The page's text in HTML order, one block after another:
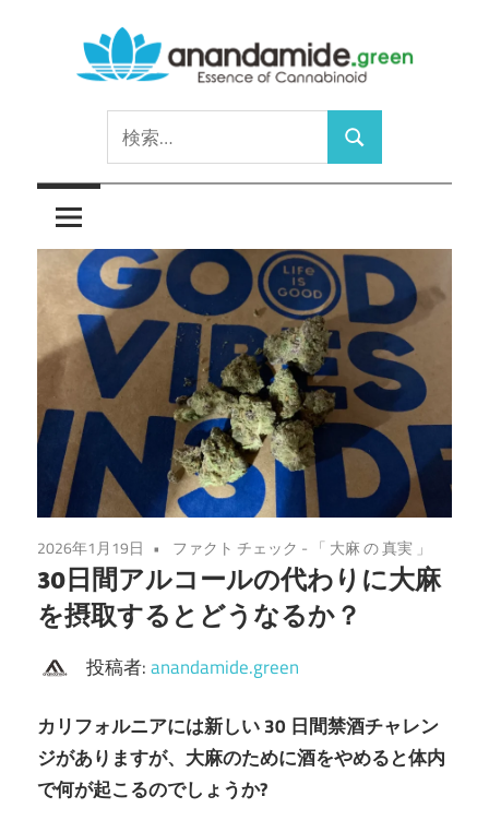
プ
anandamide.green
Cannabinoid
索:
検
索
2026年1月19日 ファクト チェック - 「 大麻 の 真実 」
30日間アルコールの代わりに大麻
を摂取するとどうなるか？
投稿者:anandamide.green
カリフォルニアには新しい 30 日間禁酒チャレン
ジがありますが、大麻のために酒をやめると体内
で何が起こるのでしょうか?